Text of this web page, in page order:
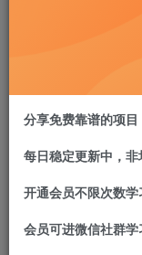
2、输出能力。
逻辑是相同的，都
的。
大家应该注意到了
分享免费靠谱的项目
每日稳定更新中，非
开通会员不限次数学
会员可进微信社群